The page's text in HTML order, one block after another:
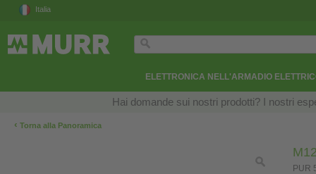
Italia
ELETTRONICA NELL'ARMADIO
Hai domande sui nostri prodotti? I nostri
‹ Torna alla Panoramica
PUR